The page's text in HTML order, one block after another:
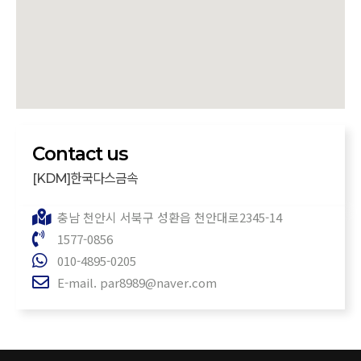
Contact us
[KDM]한국다스금속
충남 천안시 서북구 성환읍 천안대로2345-14
1577-0856
010-4895-0205
E-mail. par8989@naver.com